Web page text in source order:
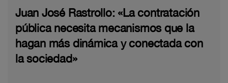
Juan José Rastrollo: «La contratación
pública necesita mecanismos que la
hagan más dinámica y conectada con
la sociedad»